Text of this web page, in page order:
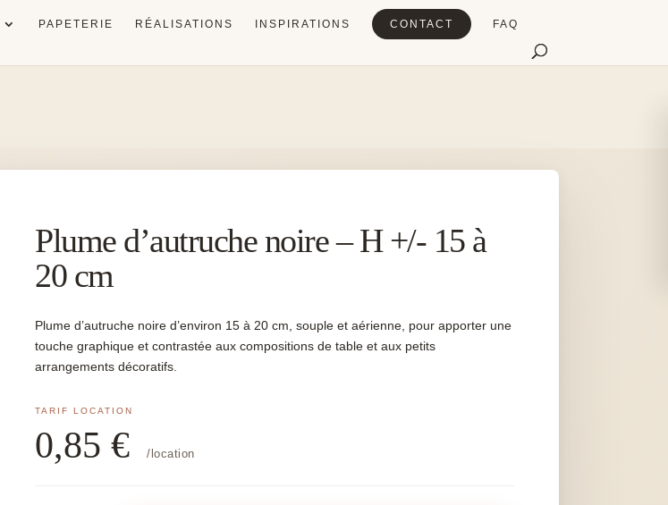
PAPETERIE RÉALISATIONS INSPIRATIONS CONTACT FAQ
Plume d’autruche noire – H +/- 15 à
20 cm
Plume d’autruche noire d’environ 15 à 20 cm, souple et aérienne, pour apporter une
touche graphique et contrastée aux compositions de table et aux petits
arrangements décoratifs.
0,85€ /location